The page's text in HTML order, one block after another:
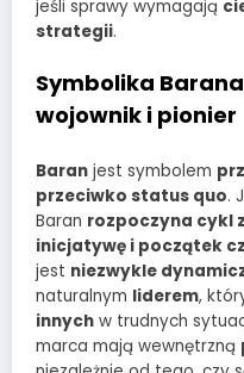
jeśli sprawy wymagają
strategii.
Symbolika
wojownik i pionier
Baran jest symbolem
przeciwko status quo.
Baran rozpoczyna cykl
inicjatywę i początek
jest niezwykle
naturalnym liderem,
innych w trudnych
marca mają wewnętrzną